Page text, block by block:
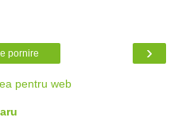
›
pornire
pentru web